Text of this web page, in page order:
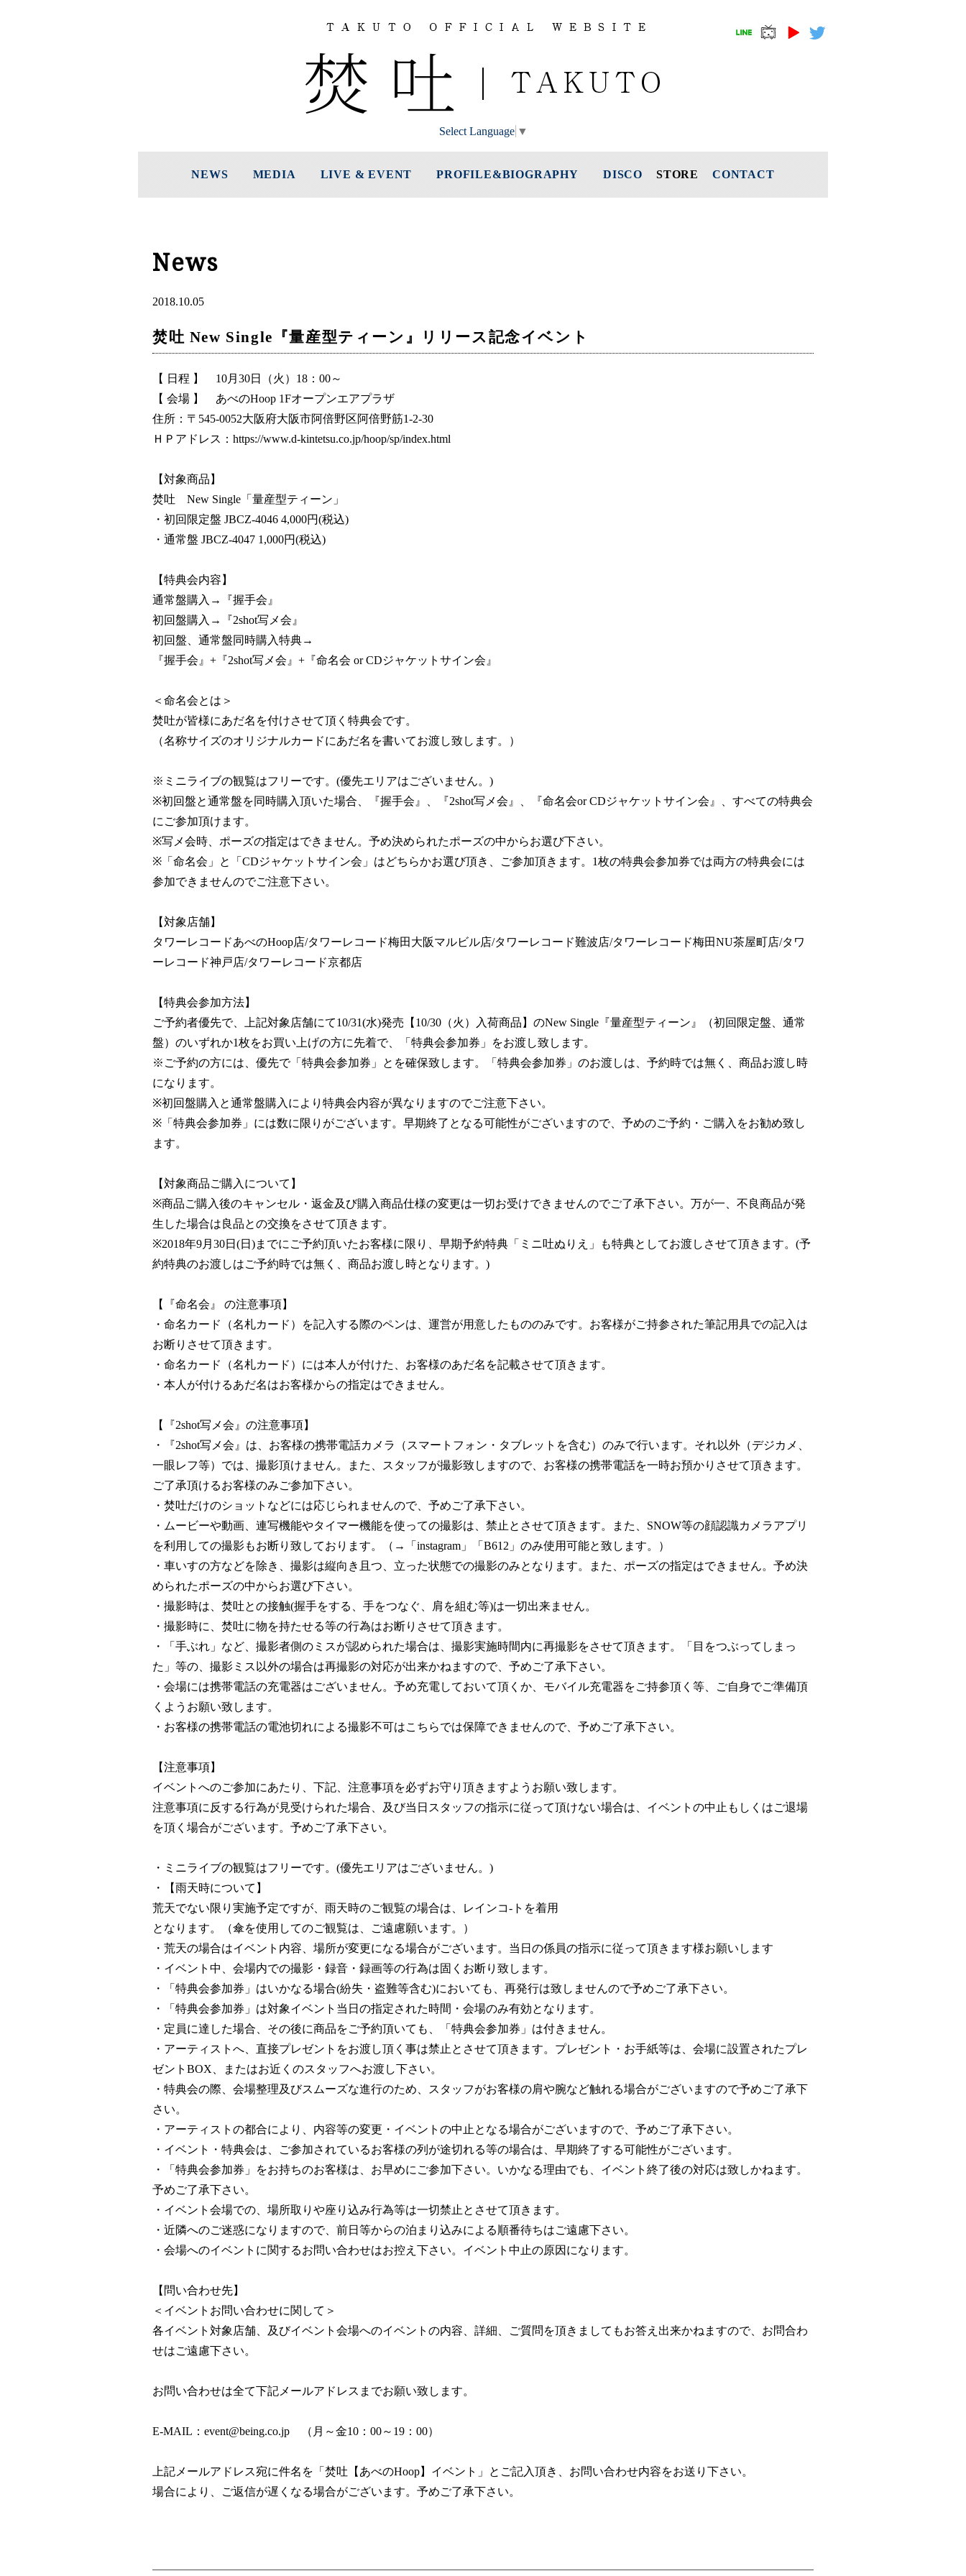
Select Language ▼
NEWS MEDIA LIVE & EVENT PROFILE&BIOGRAPHY DISCO STORE CONTACT
News
2018.10.05
焚吐 New Single『量産型ティーン』リリース記念イベント
【 日程 】 10月30日（火）18：00～
【 会場 】 あべのHoop 1Fオープンエアプラザ
住所：〒545-0052大阪府大阪市阿倍野区阿倍野筋1-2-30
ＨＰアドレス：https://www.d-kintetsu.co.jp/hoop/sp/index.html
【対象商品】
焚吐 New Single「量産型ティーン」
・初回限定盤 JBCZ-4046 4,000円(税込)
・通常盤 JBCZ-4047 1,000円(税込)
【特典会内容】
通常盤購入→『握手会』
初回盤購入→『2shot写メ会』
初回盤、通常盤同時購入特典→
『握手会』+『2shot写メ会』+『命名会 or CDジャケットサイン会』
＜命名会とは＞
焚吐が皆様にあだ名を付けさせて頂く特典会です。
（名称サイズのオリジナルカードにあだ名を書いてお渡し致します。）
※ミニライブの観覧はフリーです。(優先エリアはございません。)
※初回盤と通常盤を同時購入頂いた場合、『握手会』、『2shot写メ会』、『命名会or CDジャケットサイン会』、すべての特典会
にご参加頂けます。
※写メ会時、ポーズの指定はできません。予め決められたポーズの中からお選び下さい。
※「命名会」と「CDジャケットサイン会」はどちらかお選び頂き、ご参加頂きます。1枚の特典会参加券では両方の特典会には
参加できませんのでご注意下さい。
【対象店舗】
タワーレコードあべのHoop店/タワーレコード梅田大阪マルビル店/タワーレコード難波店/タワーレコード梅田NU茶屋町店/タワ
ーレコード神戸店/タワーレコード京都店
【特典会参加方法】
ご予約者優先で、上記対象店舗にて10/31(水)発売【10/30（火）入荷商品】のNew Single『量産型ティーン』（初回限定盤、通常
盤）のいずれか1枚をお買い上げの方に先着で、「特典会参加券」をお渡し致します。
※ご予約の方には、優先で「特典会参加券」とを確保致します。「特典会参加券」のお渡しは、予約時では無く、商品お渡し時
になります。
※初回盤購入と通常盤購入により特典会内容が異なりますのでご注意下さい。
※「特典会参加券」には数に限りがございます。早期終了となる可能性がございますので、予めのご予約・ご購入をお勧め致し
ます。
【対象商品ご購入について】
※商品ご購入後のキャンセル・返金及び購入商品仕様の変更は一切お受けできませんのでご了承下さい。万が一、不良商品が発
生した場合は良品との交換をさせて頂きます。
※2018年9月30日(日)までにご予約頂いたお客様に限り、早期予約特典「ミニ吐ぬりえ」も特典としてお渡しさせて頂きます。(予
約特典のお渡しはご予約時では無く、商品お渡し時となります。)
【『命名会』 の注意事項】
・命名カード（名札カード）を記入する際のペンは、運営が用意したもののみです。お客様がご持参された筆記用具での記入は
お断りさせて頂きます。
・命名カード（名札カード）には本人が付けた、お客様のあだ名を記載させて頂きます。
・本人が付けるあだ名はお客様からの指定はできません。
【『2shot写メ会』の注意事項】
・『2shot写メ会』は、お客様の携帯電話カメラ（スマートフォン・タブレットを含む）のみで行います。それ以外（デジカメ、
一眼レフ等）では、撮影頂けません。また、スタッフが撮影致しますので、お客様の携帯電話を一時お預かりさせて頂きます。
ご了承頂けるお客様のみご参加下さい。
・焚吐だけのショットなどには応じられませんので、予めご了承下さい。
・ムービーや動画、連写機能やタイマー機能を使っての撮影は、禁止とさせて頂きます。また、SNOW等の顔認識カメラアプリ
を利用しての撮影もお断り致しております。（→「instagram」「B612」のみ使用可能と致します。）
・車いすの方などを除き、撮影は縦向き且つ、立った状態での撮影のみとなります。また、ポーズの指定はできません。予め決
められたポーズの中からお選び下さい。
・撮影時は、焚吐との接触(握手をする、手をつなぐ、肩を組む等)は一切出来ません。
・撮影時に、焚吐に物を持たせる等の行為はお断りさせて頂きます。
・「手ぶれ」など、撮影者側のミスが認められた場合は、撮影実施時間内に再撮影をさせて頂きます。「目をつぶってしまっ
た」等の、撮影ミス以外の場合は再撮影の対応が出来かねますので、予めご了承下さい。
・会場には携帯電話の充電器はございません。予め充電しておいて頂くか、モバイル充電器をご持参頂く等、ご自身でご準備頂
くようお願い致します。
・お客様の携帯電話の電池切れによる撮影不可はこちらでは保障できませんので、予めご了承下さい。
【注意事項】
イベントへのご参加にあたり、下記、注意事項を必ずお守り頂きますようお願い致します。
注意事項に反する行為が見受けられた場合、及び当日スタッフの指示に従って頂けない場合は、イベントの中止もしくはご退場
を頂く場合がございます。予めご了承下さい。
・ミニライブの観覧はフリーです。(優先エリアはございません。)
・【雨天時について】
荒天でない限り実施予定ですが、雨天時のご観覧の場合は、レインコ-トを着用
となります。（傘を使用してのご観覧は、ご遠慮願います。）
・荒天の場合はイベント内容、場所が変更になる場合がございます。当日の係員の指示に従って頂きます様お願いします
・イベント中、会場内での撮影・録音・録画等の行為は固くお断り致します。
・「特典会参加券」はいかなる場合(紛失・盗難等含む)においても、再発行は致しませんので予めご了承下さい。
・「特典会参加券」は対象イベント当日の指定された時間・会場のみ有効となります。
・定員に達した場合、その後に商品をご予約頂いても、「特典会参加券」は付きません。
・アーティストへ、直接プレゼントをお渡し頂く事は禁止とさせて頂きます。プレゼント・お手紙等は、会場に設置されたプレ
ゼントBOX、またはお近くのスタッフへお渡し下さい。
・特典会の際、会場整理及びスムーズな進行のため、スタッフがお客様の肩や腕など触れる場合がございますので予めご了承下
さい。
・アーティストの都合により、内容等の変更・イベントの中止となる場合がございますので、予めご了承下さい。
・イベント・特典会は、ご参加されているお客様の列が途切れる等の場合は、早期終了する可能性がございます。
・「特典会参加券」をお持ちのお客様は、お早めにご参加下さい。いかなる理由でも、イベント終了後の対応は致しかねます。
予めご了承下さい。
・イベント会場での、場所取りや座り込み行為等は一切禁止とさせて頂きます。
・近隣へのご迷惑になりますので、前日等からの泊まり込みによる順番待ちはご遠慮下さい。
・会場へのイベントに関するお問い合わせはお控え下さい。イベント中止の原因になります。
【問い合わせ先】
＜イベントお問い合わせに関して＞
各イベント対象店舗、及びイベント会場へのイベントの内容、詳細、ご質問を頂きましてもお答え出来かねますので、お問合わ
せはご遠慮下さい。
お問い合わせは全て下記メールアドレスまでお願い致します。
E-MAIL： event@being.co.jp （月～金10：00～19：00）
上記メールアドレス宛に件名を「焚吐【あべのHoop】イベント」とご記入頂き、お問い合わせ内容をお送り下さい。
場合により、ご返信が遅くなる場合がございます。予めご了承下さい。